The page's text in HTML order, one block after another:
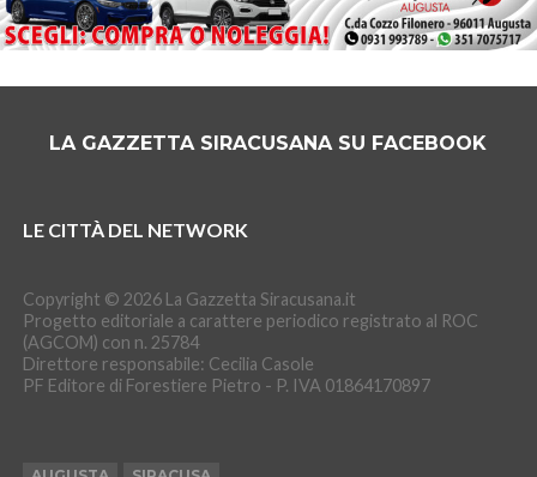
LA GAZZETTA SIRACUSANA SU FACEBOOK
LE CITTÀ DEL NETWORK
Copyright © 2026 La Gazzetta Siracusana.it
Progetto editoriale a carattere periodico registrato al ROC
(AGCOM) con n. 25784
Direttore responsabile: Cecilia Casole
PF Editore di Forestiere Pietro - P. IVA 01864170897